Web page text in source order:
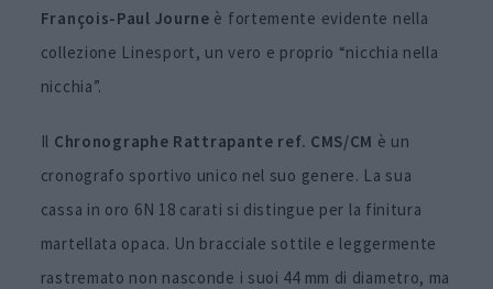
François-Paul Journe è fortemente evidente nella
collezione Linesport, un vero e proprio “nicchia nella
nicchia”.
Il Chronographe Rattrapante ref. CMS/CM è un
cronografo sportivo unico nel suo genere. La sua
cassa in oro 6N 18 carati si distingue per la finitura
martellata opaca. Un bracciale sottile e leggermente
rastremato non nasconde i suoi 44 mm di diametro, ma